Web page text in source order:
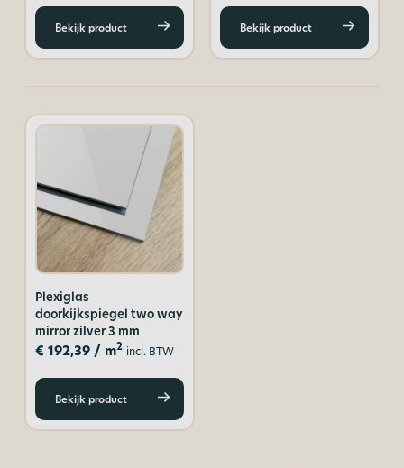
Bekijk product Bekijk product
Plexiglas
doorkijkspiegel two way
mirror zilver 3 mm
€ 192,39/ m2 incl. BTW
Bekijk product